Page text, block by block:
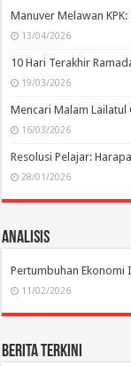
Manuver Melawan
13/04/2026
10 Hari Terakhir
19/03/2026
Mencari Malam Lailatul
16/03/2026
Resolusi Pelajar:
28/01/2026
Analisis
Pertumbuhan Ekonomi
11/02/2026
Berita Terkini